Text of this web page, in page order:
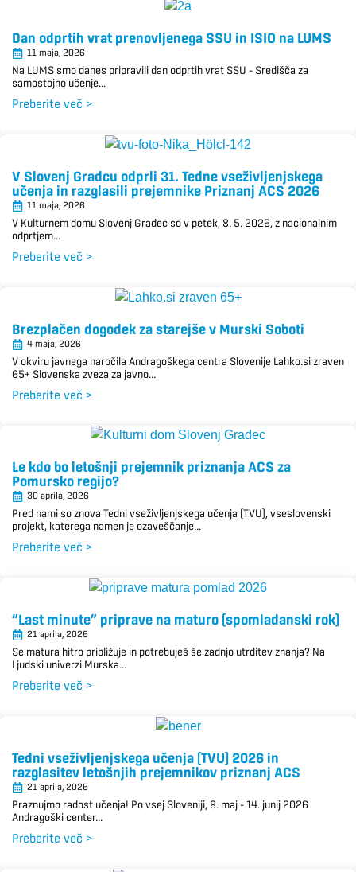
Dan odprtih vrat prenovljenega SSU in ISIO na LUMS
11 maja, 2026
Na LUMS smo danes pripravili dan odprtih vrat SSU – Središča za
samostojno učenje...
Preberite več >
V Slovenj Gradcu odprli 31. Tedne vseživljenjskega
učenja in razglasili prejemnike Priznanj ACS 2026
11 maja, 2026
V Kulturnem domu Slovenj Gradec so v petek, 8. 5. 2026, z nacionalnim
odprtjem...
Preberite več >
Brezplačen dogodek za starejše v Murski Soboti
4 maja, 2026
V okviru javnega naročila Andragoškega centra Slovenije Lahko.si zraven
65+ Slovenska zveza za javno...
Preberite več >
Le kdo bo letošnji prejemnik priznanja ACS za
Pomursko regijo?
30 aprila, 2026
Pred nami so znova Tedni vseživljenjskega učenja (TVU), vseslovenski
projekt, katerega namen je ozaveščanje...
Preberite več >
“Last minute” priprave na maturo (spomladanski rok)
21 aprila, 2026
Se matura hitro približuje in potrebuješ še zadnjo utrditev znanja? Na
Ljudski univerzi Murska...
Preberite več >
Tedni vseživljenjskega učenja (TVU) 2026 in
razglasitev letošnjih prejemnikov priznanj ACS
21 aprila, 2026
Praznujmo radost učenja! Po vsej Sloveniji, 8. maj – 14. junij 2026
Andragoški center...
Preberite več >